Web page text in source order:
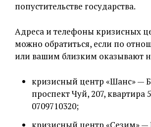
попустительстве государства.
Адреса и телефоны кризисных
можно обратиться, если по
или вашим близким оказывают
кризисный центр «Шанс» —
проспект Чуй, 207, квартира
0709710320;